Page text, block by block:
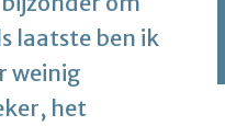
laatste ben ik
weinig
het